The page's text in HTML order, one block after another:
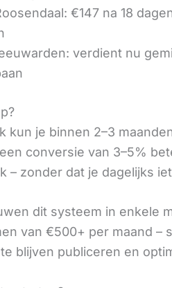
€147 na 18
verdient nu
kun je binnen 2–3
conversie van 3–5%
– zonder dat je dagelijks
dit systeem in enkele
van €500+ per maand –
blijven publiceren en